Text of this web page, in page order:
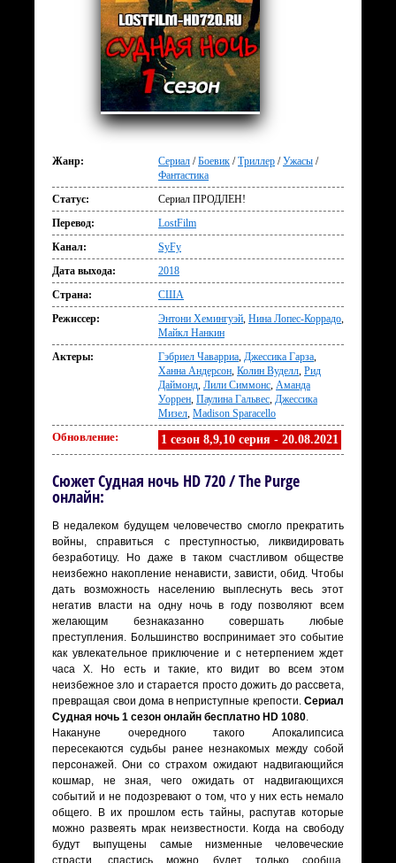
Жанр: Сериал /Боевик /Триллер /Ужасы /
Фантастика
Статус:
Сериал ПРОДЛЕН!
Перевод:
LostFilm
Канал:
SyFy
Дата выхода:
2018
Страна:
США
Режиссер:
Энтони Хемингуэй, Нина Лопес-Коррадо,
Майкл Нанкин
Актеры:
Гэбриел Чаварриа, Джессика Гарза,
Ханна Андерсон, Колин Вуделл, Рид
Даймонд, Лили Симмонс, Аманда
Уоррен, Паулина Гальвес, Джессика
Мизел, Madison Sparacello
Обновление: 1 сезон 8,9,10 серия - 20.08.2021
Сюжет Судная ночь HD 720 / The Purge
онлайн:
В недалеком будущем человечество смогло прекратить
войны, справиться с преступностью, ликвидировать
безработицу. Но даже в таком счастливом обществе
неизбежно накопление ненависти, зависти, обид. Чтобы
дать возможность населению выплеснуть весь этот
негатив власти на одну ночь в году позволяют всем
желающим безнаказанно совершать любые
преступления. Большинство воспринимает это событие
как увлекательное приключение и с нетерпением ждет
часа X. Но есть и такие, кто видит во всем этом
неизбежное зло и старается просто дожить до рассвета,
превращая свои дома в неприступные крепости. Сериал
Судная ночь 1 сезон онлайн бесплатно HD 1080.
Накануне очередного такого Апокалипсиса
пересекаются судьбы ранее незнакомых между собой
персонажей. Они со страхом ожидают надвигающийся
кошмар, не зная, чего ожидать от надвигающихся
событий и не подозревают о том, что у них есть немало
общего. В их прошлом есть тайны, распутав которые
можно развеять мрак неизвестности. Когда на свободу
будут выпущены самые низменные человеческие